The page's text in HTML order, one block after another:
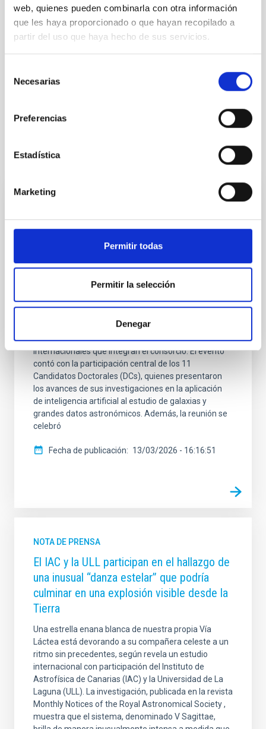
web, quienes pueden combinarla con otra información
que les haya proporcionado o que hayan recopilado a
partir del uso que haya hecho de sus servicios.
Necesarias
Preferencias
Estadística
Marketing
Permitir todas
Permitir la selección
Denegar
Julia de León (IAC, ULL):jmlc[at]iac.es(jmlc[at]iac[dot]es)
NOTA DE PRENSA
Otras noticias relacionadas
El proyecto europeo EDUCADO celebra su
Segunda Reunión Anual en Heidelberg
Teóricos de Heidelberg (HITS) acogió la Segunda
Reunión Anual de la Red de Doctorado EDUCADO
marca un hito en el desarrollo del proyecto,
reuniendo a los diversos grupos de investigación
internacionales que integran el consorcio. El evento
contó con la participación central de los 11
Candidatos Doctorales (DCs), quienes presentaron
los avances de sus investigaciones en la aplicación
de inteligencia artificial al estudio de galaxias y
grandes datos astronómicos. Además, la reunión se
celebró
Fecha de publicación 13/03/2026 - 16:16:51
NOTA DE PRENSA
El IAC y la ULL participan en el hallazgo de
una inusual “danza estelar” que podría
culminar en una explosión visible desde la
Tierra
Una estrella enana blanca de nuestra propia Vía
Láctea está devorando a su compañera celeste a un
ritmo sin precedentes, según revela un estudio
internacional con participación del Instituto de
Astrofísica de Canarias (IAC) y la Universidad de La
Laguna (ULL). La investigación, publicada en la revista
Monthly Notices of the Royal Astronomical Society ,
muestra que el sistema, denominado V Sagittae,